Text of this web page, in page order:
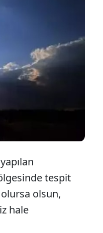
Pençe Operasyonu
teröristin etkisiz
tespit
olsun,
hale